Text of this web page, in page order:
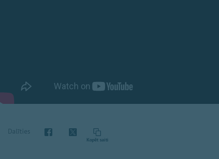
Dalīties
Kopēt saiti